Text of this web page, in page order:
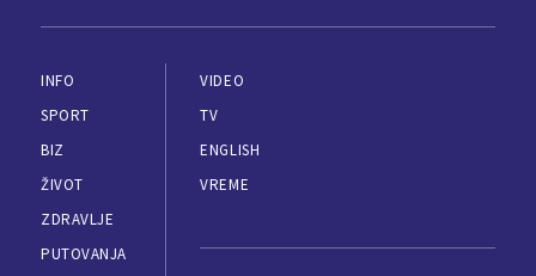
INFO
SPORT
BIZ
ŽIVOT
ZDRAVLJE
PUTOVANJA
VIDEO
TV
ENGLISH
VREME